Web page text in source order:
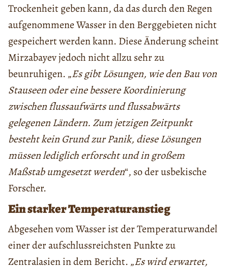
Trockenheit geben kann, da das durch den Regen
aufgenommene Wasser in den Berggebieten nicht
gespeichert werden kann. Diese Änderung scheint
Mirzabayev jedoch nicht allzu sehr zu
beunruhigen. „Es gibt Lösungen, wie den Bau von
Stauseen oder eine bessere Koordinierung
zwischen flussaufwärts und flussabwärts
gelegenen Ländern. Zum jetzigen Zeitpunkt
besteht kein Grund zur Panik, diese Lösungen
müssen lediglich erforscht und in großem
Maßstab umgesetzt werden“, so der usbekische
Forscher.
Ein starker Temperaturanstieg
Abgesehen vom Wasser ist der Temperaturwandel
einer der aufschlussreichsten Punkte zu
Zentralasien in dem Bericht. „Es wird erwartet,